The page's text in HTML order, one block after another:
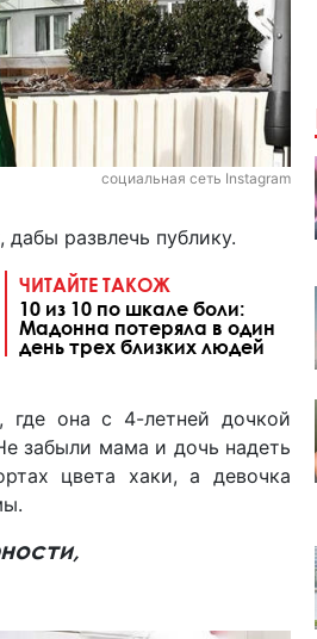
социальная сеть Instagram
развлечь публику.
ЧИТАЙТЕ ТАКОЖ
10 из 10 по шкале боли:
Мадонна потеряла в один
день трех близких людей
где она с 4-летней дочкой
забыли мама и дочь надеть
цвета хаки, а девочка